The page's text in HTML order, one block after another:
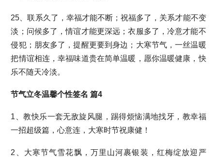
25、联系久了，幸福才能不断；祝福多了，关系才能不变
淡；问候多了，情谊才能更深远；衣服多了，冷意才能不
侵犯；朋友多了，提醒更要到身边；大寒节气，一丝温暖
把情谊相连，幸福味道贵在简单温暖，愿你温暖健康，快
乐不随天冷淡。
节气立冬温馨个性签名 篇4
1、教快乐一套无敌旋风腿，踢得烦恼满地找牙，教幸福
一招超级篇，心意连，大寒时节祝康健！
2、大寒节气雪花飘，万里山河裹银装，红梅绽放迎严